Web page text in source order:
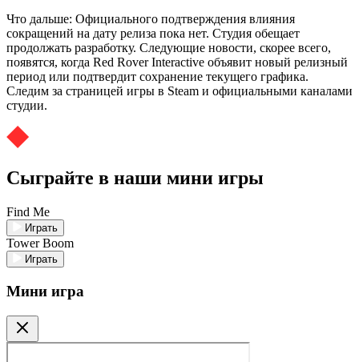
Что дальше: Официального подтверждения влияния
сокращений на дату релиза пока нет. Студия обещает
продолжать разработку. Следующие новости, скорее всего,
появятся, когда Red Rover Interactive объявит новый релизный
период или подтвердит сохранение текущего графика.
Следим за страницей игры в Steam и официальными каналами
студии.
Сыграйте в наши мини игры
Find Me
Играть
Tower Boom
Играть
Мини игра